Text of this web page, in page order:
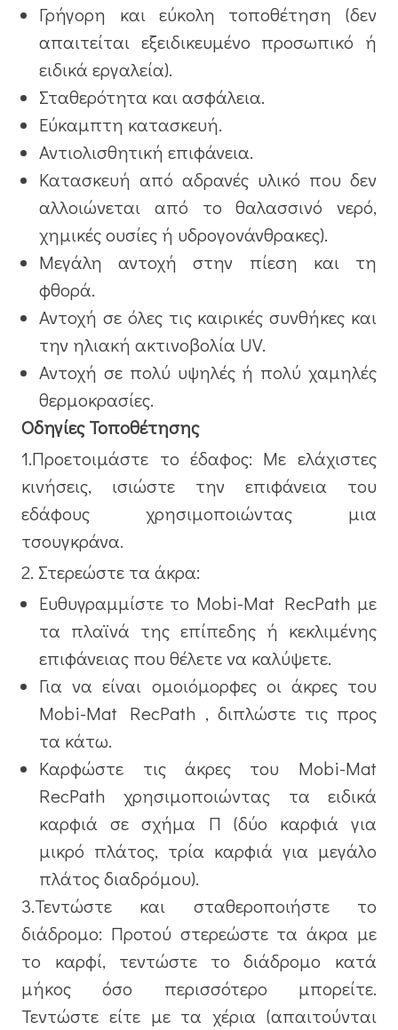
Γρήγορη και εύκολη τοποθέτηση (δεν
απαιτείται εξειδικευμένο προσωπικό ή
ειδικά εργαλεία).
Σταθερότητα και ασφάλεια.
Εύκαμπτη κατασκευή.
Αντιολισθητική επιφάνεια.
Κατασκευή από αδρανές υλικό που δεν
αλλοιώνεται από το θαλασσινό νερό,
χημικές ουσίες ή υδρογονάνθρακες).
Μεγάλη αντοχή στην πίεση και τη
φθορά.
Αντοχή σε όλες τις καιρικές συνθήκες και
την ηλιακή ακτινοβολία UV.
Αντοχή σε πολύ υψηλές ή πολύ χαμηλές
θερμοκρασίες.
Οδηγίες Τοποθέτησης
1.Προετοιμάστε το έδαφος: Με ελάχιστες
κινήσεις, ισιώστε την επιφάνεια του
εδάφους χρησιμοποιώντας μια
τσουγκράνα.
2. Στερεώστε τα άκρα:
Ευθυγραμμίστε το Mobi-Mat RecPath με
τα πλαϊνά της επίπεδης ή κεκλιμένης
επιφάνειας που θέλετε να καλύψετε.
Για να είναι ομοιόμορφες οι άκρες του
Mobi-Mat RecPath , διπλώστε τις προς
τα κάτω.
Καρφώστε τις άκρες του Mobi-Mat
RecPath χρησιμοποιώντας τα ειδικά
καρφιά σε σχήμα Π (δύο καρφιά για
μικρό πλάτος, τρία καρφιά για μεγάλο
πλάτος διαδρόμου).
3.Τεντώστε και σταθεροποιήστε το
διάδρομο: Προτού στερεώστε τα άκρα με
το καρφί, τεντώστε το διάδρομο κατά
μήκος όσο περισσότερο μπορείτε.
Τεντώστε είτε με τα χέρια (απαιτούνται